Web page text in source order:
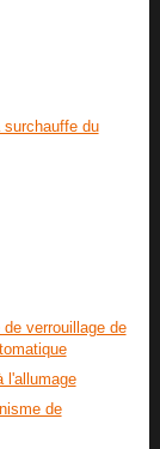
du
verrouillage de
l'allumage
de